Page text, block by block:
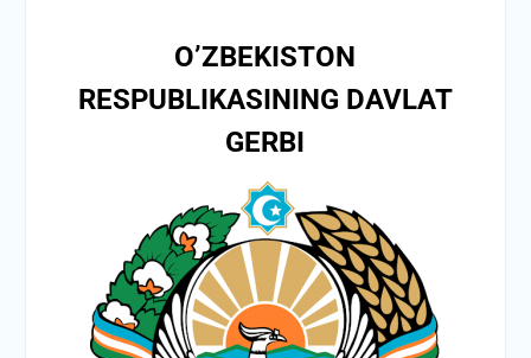
O’ZBEKISTON
RESPUBLIKASINING DAVLAT
GERBI